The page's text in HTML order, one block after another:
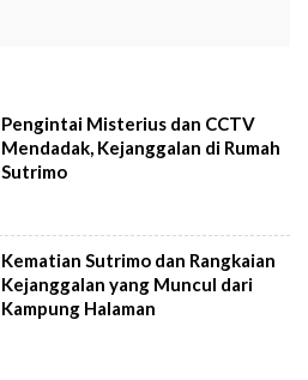
Pengintai Misterius dan CCTV
Mendadak, Kejanggalan di Rumah
Sutrimo
Kematian Sutrimo dan Rangkaian
Kejanggalan yang Muncul dari
Kampung Halaman